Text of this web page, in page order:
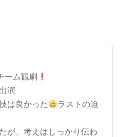
ーム観劇
演
は良かった
ラストの迫
が、考えはしっかり伝わ